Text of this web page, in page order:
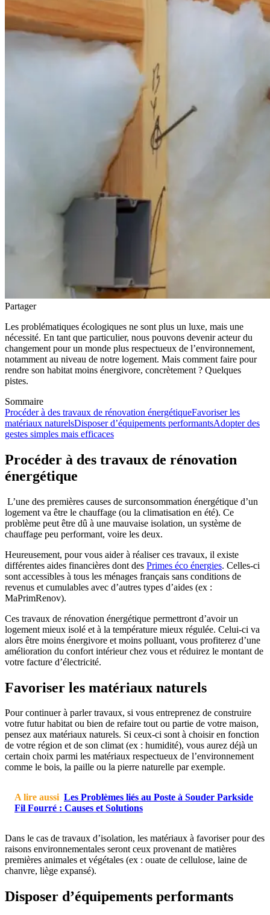
Partager
Les problématiques écologiques ne sont plus un luxe, mais une
nécessité. En tant que particulier, nous pouvons devenir acteur du
changement pour un monde plus respectueux de l’environnement,
notamment au niveau de notre logement. Mais comment faire pour
rendre son habitat moins énergivore, concrètement ? Quelques
pistes.
Sommaire
Procéder à des travaux de rénovation énergétiqueFavoriser les
matériaux naturelsDisposer d’équipements performantsAdopter des
gestes simples mais efficaces
Procéder à des travaux de rénovation
énergétique
L’une des premières causes de surconsommation énergétique d’un
logement va être le chauffage (ou la climatisation en été). Ce
problème peut être dû à une mauvaise isolation, un système de
chauffage peu performant, voire les deux.
Heureusement, pour vous aider à réaliser ces travaux, il existe
différentes aides financières dont des Primes éco énergies. Celles-ci
sont accessibles à tous les ménages français sans conditions de
revenus et cumulables avec d’autres types d’aides (ex :
MaPrimRenov).
Ces travaux de rénovation énergétique permettront d’avoir un
logement mieux isolé et à la température mieux régulée. Celui-ci va
alors être moins énergivore et moins polluant, vous profiterez d’une
amélioration du confort intérieur chez vous et réduirez le montant de
votre facture d’électricité.
Favoriser les matériaux naturels
Pour continuer à parler travaux, si vous entreprenez de construire
votre futur habitat ou bien de refaire tout ou partie de votre maison,
pensez aux matériaux naturels. Si ceux-ci sont à choisir en fonction
de votre région et de son climat (ex : humidité), vous aurez déjà un
certain choix parmi les matériaux respectueux de l’environnement
comme le bois, la paille ou la pierre naturelle par exemple.
A lire aussi Les Problèmes liés au Poste à Souder Parkside
Fil Fourré : Causes et Solutions
Dans le cas de travaux d’isolation, les matériaux à favoriser pour des
raisons environnementales seront ceux provenant de matières
premières animales et végétales (ex : ouate de cellulose, laine de
chanvre, liège expansé).
Disposer d’équipements performants